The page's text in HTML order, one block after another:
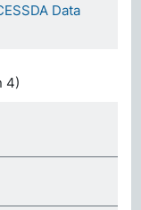
Data
4)